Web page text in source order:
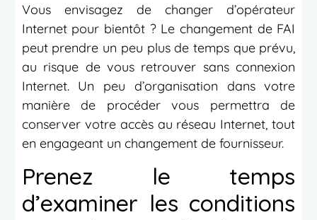
Vous envisagez de changer d’opérateur
Internet pour bientôt ? Le changement de FAI
peut prendre un peu plus de temps que prévu,
au risque de vous retrouver sans connexion
Internet. Un peu d’organisation dans votre
manière de procéder vous permettra de
conserver votre accès au réseau Internet, tout
en engageant un changement de fournisseur.
Prenez le temps
d’examiner les conditions